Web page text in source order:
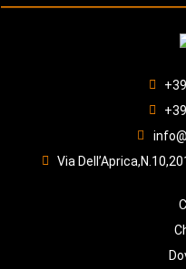
Via